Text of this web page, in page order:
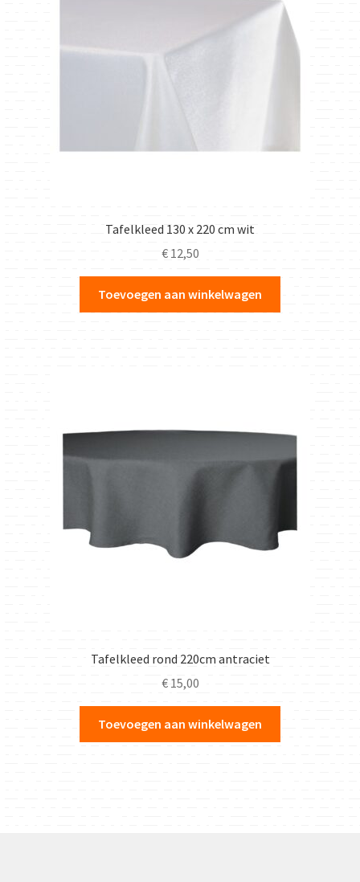
Tafelkleed 130 x 220 cm wit
€12,50
Toevoegen aan winkelwagen
Tafelkleed rond 220cm antraciet
€15,00
Toevoegen aan winkelwagen